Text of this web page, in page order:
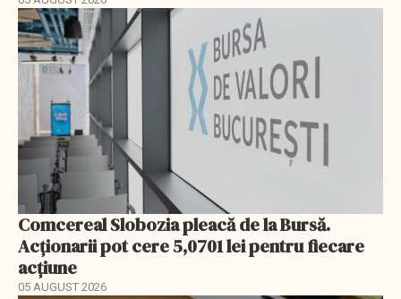
Comcereal Slobozia pleacă de la Bursă.
Acționarii pot cere 5,0701 lei pentru fiecare
acțiune
05 AUGUST 2026